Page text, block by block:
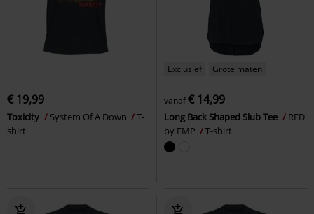
€ 19,99
Toxicity System Of A Down
T-
shirt
Exclusief Grote maten
vanaf€ 14,99
Long Back Shaped Slub Tee
RED
by EMP
T-shirt